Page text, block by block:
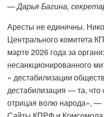
— Дарья Багина,
Аресты не единичны.
Центрального комитета
марте 2026 года за
несанкционированного
« дестабилизации
дестабилизация — та, что
отрицая волю народа», —